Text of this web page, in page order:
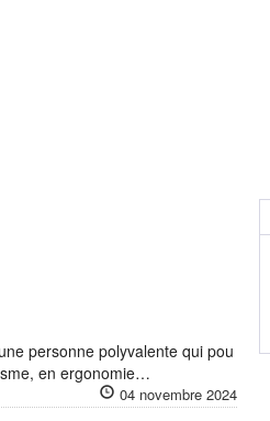
personne polyvalente qui pou
en ergonomie…
04 novembre 2024